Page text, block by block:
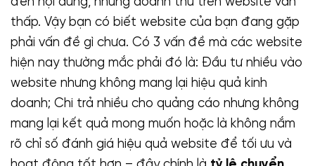
thấp. Vậy bạn có biết website của bạn đang gặp
phải vấn đề gì chưa. Có 3 vấn đề mà các website
hiện nay thường mắc phải đó là: Đầu tư nhiều vào
website nhưng không mang lại hiệu quả kinh
doanh; Chi trả nhiều cho quảng cáo nhưng không
mang lại kết quả mong muốn hoặc là không nắm
rõ chỉ số đánh giá hiệu quả website để tối ưu và